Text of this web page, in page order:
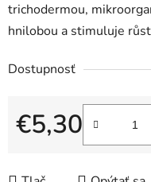
trichodermou,
hnilobou a stimuluje
Dostupnosť
€5,30
Jednotková cena: